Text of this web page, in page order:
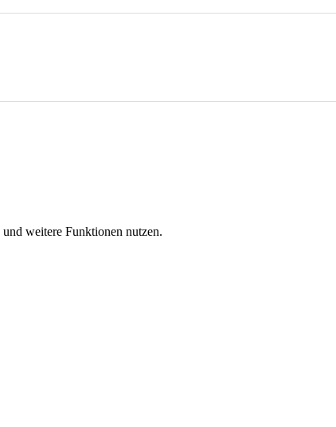
weitere Funktionen nutzen.